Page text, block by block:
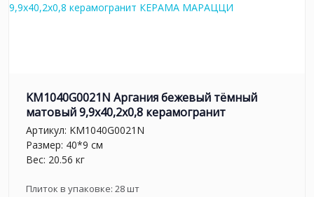
KM1040G0021N Аргания бежевый тёмный
матовый 9,9x40,2x0,8 керамогранит
Артикул: KM1040G0021N
Размер: 40*9 см
Вес: 20.56 кг
Плиток в упаковке: 28шт